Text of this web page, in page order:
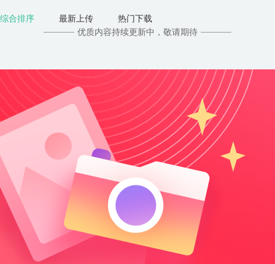
综合排序
最新上传
热门下载
优质内容持续更新中，敬请期待